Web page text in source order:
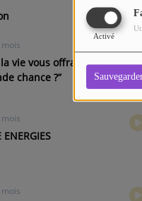
Activé
la vie vous offrait une
chance ?”
ENERGIES